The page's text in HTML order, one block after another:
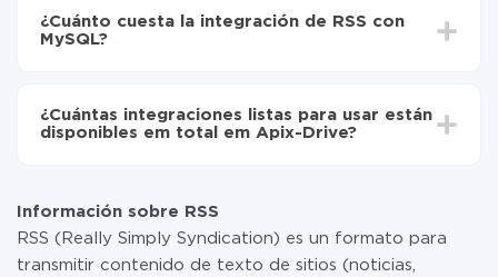
de RSS a MySQL
oscilar entre 5 y 30 minutos. En promedio, la
configuración tarda entre 10 y 15 minutos.
¿Cuánto cuesta la integración de RSS con
MySQL?
tarifas. Usted solo paga por la cantidad de datos que
realmente se transfieren de uno de sus sistemas a otro
manera segura un plan de tarifa gratuita o cambiar a
uno de pago, si es necesario. Más detalles sobre
tarifas.
¿Cuántas integraciones listas para usar están
disponibles em total em Apix-Drive?
Información sobre RSS
RSS (Really Simply Syndication) es un formato para
transmitir contenido de texto de sitios (noticias,